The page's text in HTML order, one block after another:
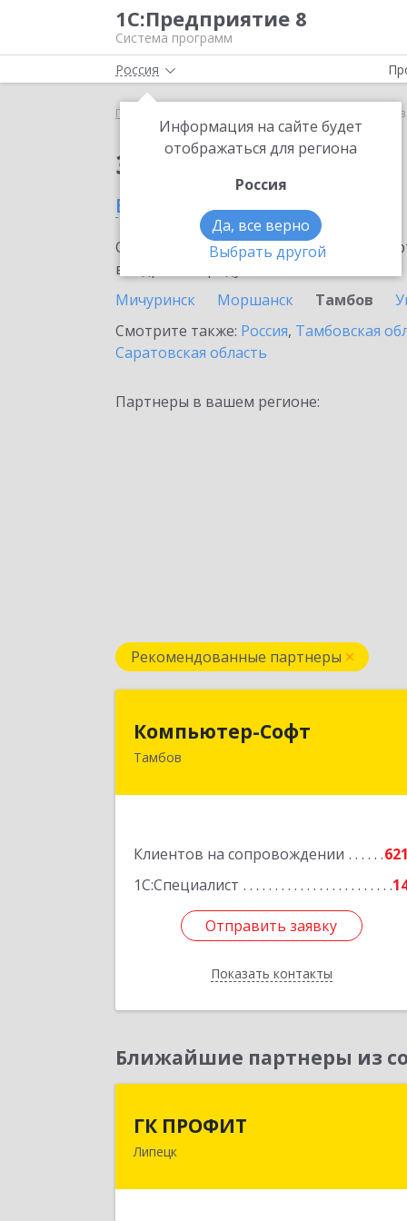
1С:Предприятие 8
Система программ
Россия
Информация на сайте будет
отображаться для региона
Россия
Да, все верно
Выбрать другой
Главная 1С:Кредит
Заказать 1С:Кредит
в Тамбове
Ознакомьтесь с информационными
внедрение продукта.
Мичуринск
Моршанск Тамбов
Смотрите также: Россия, Тамбовская
Саратовская область
Партнеры в вашем регионе:
Рекомендованные партнеры
Компьютер-Софт
Тамбов
Клиентов на сопровождении
621
1С:Специалист
Отправить заявку
Показать контакты
Компьютер-Софт
392000, Тамбовская обл, Тамбов г,
Отправить заявку
Назад
Ближайшие партнеры из
ГК ПРОФИТ
Липецк398001, Липецкая обл, Липецк г,